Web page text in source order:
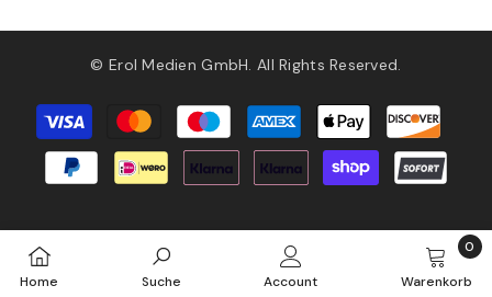
© Erol Medien GmbH. All Rights Reserved.
Zahlungsmethoden
Home Suche Account Warenkorb
0